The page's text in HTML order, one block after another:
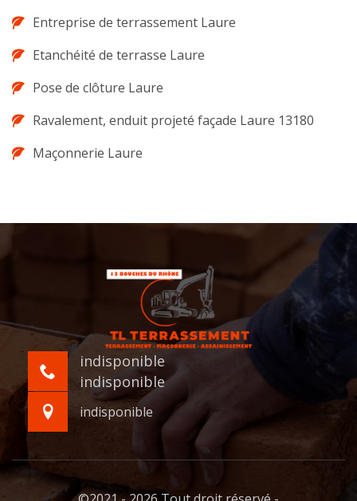
Entreprise de terrassement Laure
Etanchéité de terrasse Laure
Pose de clôture Laure
Ravalement, enduit projeté façade Laure 13180
Maçonnerie Laure
indisponible
indisponible
indisponible